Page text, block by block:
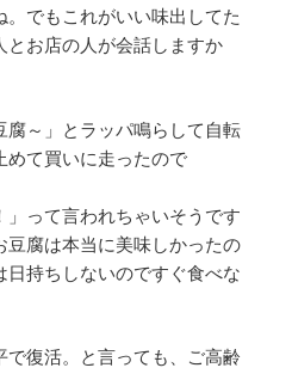
。でもこれがいい味出してた
とお店の人が会話しますか
腐～」とラッパ鳴らして自転
めて買いに走ったので
」って言われちゃいそうです
豆腐は本当に美味しかったの
日持ちしないのですぐ食べな
で復活。と言っても、ご高齢